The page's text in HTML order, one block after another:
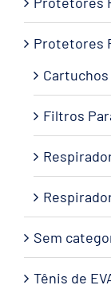
Protetores
Filtros
Sem
Tênis de